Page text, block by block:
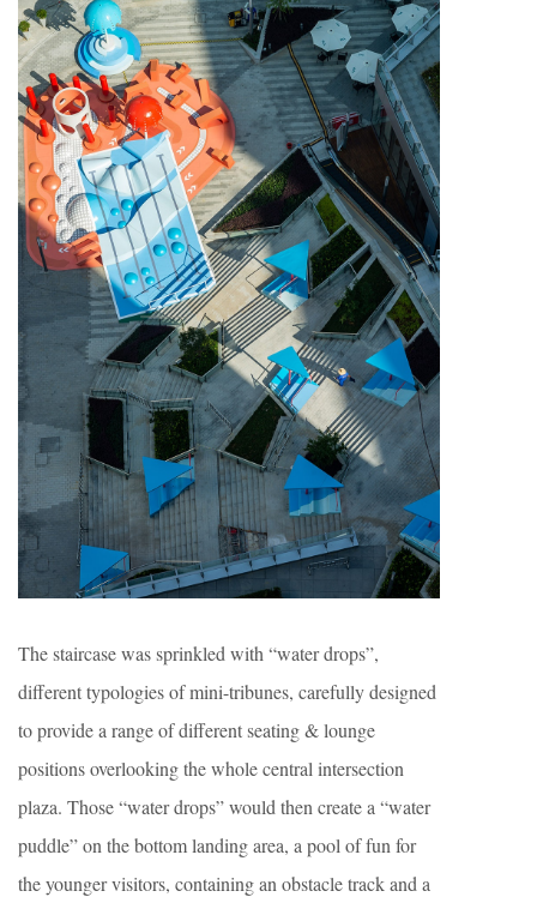
The staircase was sprinkled with “water drops”,
different typologies of mini-tribunes, carefully designed
to provide a range of different seating & lounge
positions overlooking the whole central intersection
plaza. Those “water drops” would then create a “water
puddle” on the bottom landing area, a pool of fun for
the younger visitors, containing an obstacle track and a